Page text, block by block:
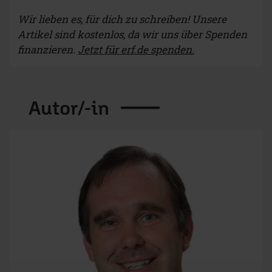
Wir lieben es, für dich zu schreiben! Unsere
Artikel sind kostenlos, da wir uns über Spenden
finanzieren. Jetzt für erf.de spenden.
Autor/-in